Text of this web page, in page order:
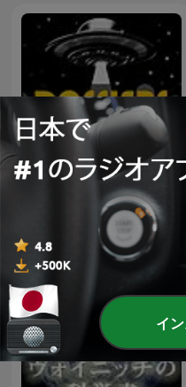
Dossiers OVNI
イ